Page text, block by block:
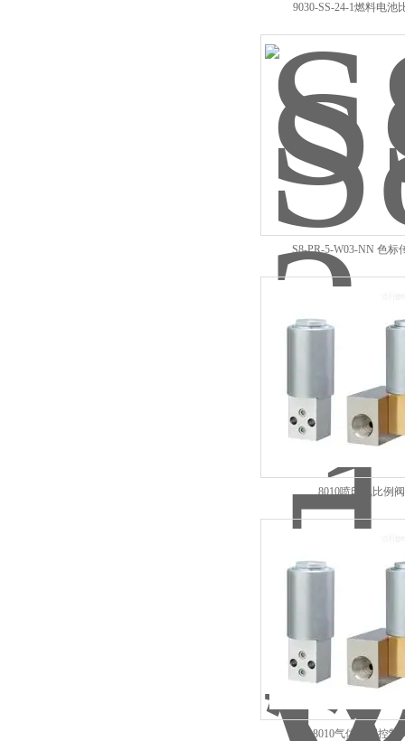
9030-SS-24-1燃料电池
S8-PR-5-W03-NN 色标
DATALOGIC
8010喷印机比例阀
8010气体比例控制